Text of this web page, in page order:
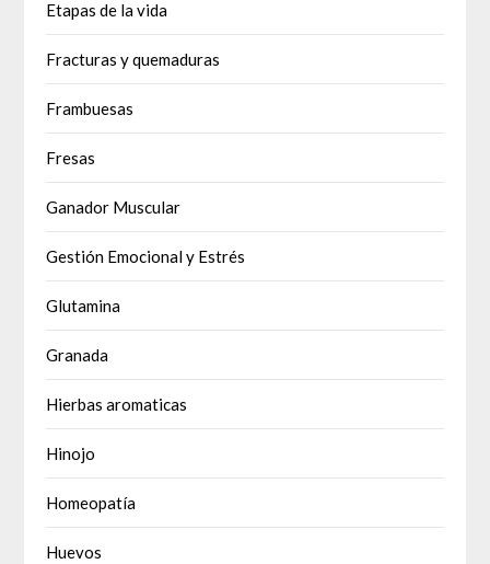
Etapas de la vida
Fracturas y quemaduras
Frambuesas
Fresas
Ganador Muscular
Gestión Emocional y Estrés
Glutamina
Granada
Hierbas aromaticas
Hinojo
Homeopatía
Huevos